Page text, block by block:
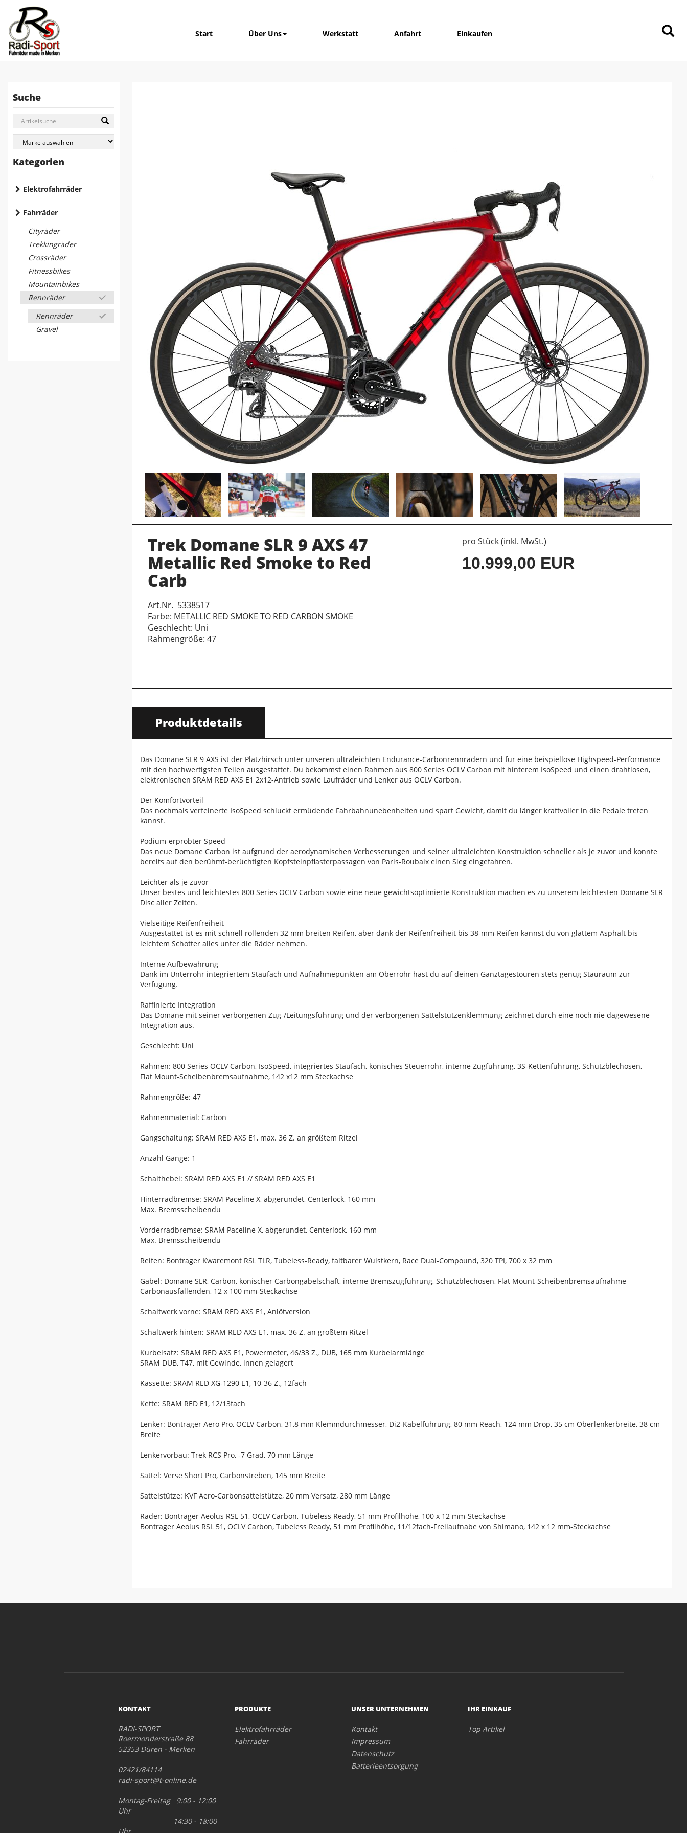
Start Über Uns Werkstatt Anfahrt Einkaufen
Suche
Kategorien
Elektrofahrräder
Fahrräder
Cityräder
Trekkingräder
Crossräder
Fitnessbikes
Mountainbikes
Rennräder
Rennräder
Gravel
Trek Domane SLR 9 AXS 47
Metallic Red Smoke to Red
Carb
Art.Nr. 5338517
Farbe: METALLIC RED SMOKE TO RED CARBON SMOKE
Geschlecht: Uni
Rahmengröße: 47
pro Stück (inkl. MwSt.)
10.999,00 EUR
Produktdetails
Das Domane SLR 9 AXS ist der Platzhirsch unter unseren ultraleichten Endurance-Carbonrennrädern und für eine beispiellose Highspeed-Performance
mit den hochwertigsten Teilen ausgestattet. Du bekommst einen Rahmen aus 800 Series OCLV Carbon mit hinterem IsoSpeed und einen drahtlosen,
elektronischen SRAM RED AXS E1 2x12-Antrieb sowie Laufräder und Lenker aus OCLV Carbon.
Der Komfortvorteil
Das nochmals verfeinerte IsoSpeed schluckt ermüdende Fahrbahnunebenheiten und spart Gewicht, damit du länger kraftvoller in die Pedale treten
kannst.
Podium-erprobter Speed
Das neue Domane Carbon ist aufgrund der aerodynamischen Verbesserungen und seiner ultraleichten Konstruktion schneller als je zuvor und konnte
bereits auf den berühmt-berüchtigten Kopfsteinpflasterpassagen von Paris-Roubaix einen Sieg eingefahren.
Leichter als je zuvor
Unser bestes und leichtestes 800 Series OCLV Carbon sowie eine neue gewichtsoptimierte Konstruktion machen es zu unserem leichtesten Domane SLR
Disc aller Zeiten.
Vielseitige Reifenfreiheit
Ausgestattet ist es mit schnell rollenden 32 mm breiten Reifen, aber dank der Reifenfreiheit bis 38-mm-Reifen kannst du von glattem Asphalt bis
leichtem Schotter alles unter die Räder nehmen.
Interne Aufbewahrung
Dank im Unterrohr integriertem Staufach und Aufnahmepunkten am Oberrohr hast du auf deinen Ganztagestouren stets genug Stauraum zur
Verfügung.
Raffinierte Integration
Das Domane mit seiner verborgenen Zug-/Leitungsführung und der verborgenen Sattelstützenklemmung zeichnet durch eine noch nie dagewesene
Integration aus.
Geschlecht: Uni
Rahmen: 800 Series OCLV Carbon, IsoSpeed, integriertes Staufach, konisches Steuerrohr, interne Zugführung, 3S-Kettenführung, Schutzblechösen,
Flat Mount-Scheibenbremsaufnahme, 142 x12 mm Steckachse
Rahmengröße: 47
Rahmenmaterial: Carbon
Gangschaltung: SRAM RED AXS E1, max. 36 Z. an größtem Ritzel
Anzahl Gänge: 1
Schalthebel: SRAM RED AXS E1 // SRAM RED AXS E1
Hinterradbremse: SRAM Paceline X, abgerundet, Centerlock, 160 mm
Max. Bremsscheibendu
Vorderradbremse: SRAM Paceline X, abgerundet, Centerlock, 160 mm
Max. Bremsscheibendu
Reifen: Bontrager Kwaremont RSL TLR, Tubeless-Ready, faltbarer Wulstkern, Race Dual-Compound, 320 TPI, 700 x 32 mm
Gabel: Domane SLR, Carbon, konischer Carbongabelschaft, interne Bremszugführung, Schutzblechösen, Flat Mount-Scheibenbremsaufnahme
Carbonausfallenden, 12 x 100 mm-Steckachse
Schaltwerk vorne: SRAM RED AXS E1, Anlötversion
Schaltwerk hinten: SRAM RED AXS E1, max. 36 Z. an größtem Ritzel
Kurbelsatz: SRAM RED AXS E1, Powermeter, 46/33 Z., DUB, 165 mm Kurbelarmlänge
SRAM DUB, T47, mit Gewinde, innen gelagert
Kassette: SRAM RED XG-1290 E1, 10-36 Z., 12fach
Kette: SRAM RED E1, 12/13fach
Lenker: Bontrager Aero Pro, OCLV Carbon, 31,8 mm Klemmdurchmesser, Di2-Kabelführung, 80 mm Reach, 124 mm Drop, 35 cm Oberlenkerbreite, 38 cm
Breite
Lenkervorbau: Trek RCS Pro, -7 Grad, 70 mm Länge
Sattel: Verse Short Pro, Carbonstreben, 145 mm Breite
Sattelstütze: KVF Aero-Carbonsattelstütze, 20 mm Versatz, 280 mm Länge
Räder: Bontrager Aeolus RSL 51, OCLV Carbon, Tubeless Ready, 51 mm Profilhöhe, 100 x 12 mm-Steckachse
Bontrager Aeolus RSL 51, OCLV Carbon, Tubeless Ready, 51 mm Profilhöhe, 11/12fach-Freilaufnabe von Shimano, 142 x 12 mm-Steckachse
KONTAKT
RADI-SPORT
Roermonderstraße 88
52353 Düren - Merken
02421/84114
radi-sport@t-online.de
Montag-Freitag 9:00 - 12:00
Uhr
14:30 - 18:00
PRODUKTE
Elektrofahrräder
Fahrräder
UNSER UNTERNEHMEN
Kontakt
Impressum
Datenschutz
Batterieentsorgung
IHR EINKAUF
Top Artikel